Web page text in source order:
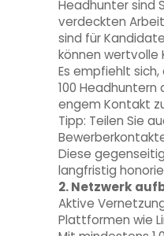
Headhunter sind
verdeckten
sind für
können wertvolle
Es empfiehlt
100 Headhuntern
engem Kontakt
Tipp: Teilen Sie
Diese
langfristig
2. Netzwerk
Aktive
Plattformen wie